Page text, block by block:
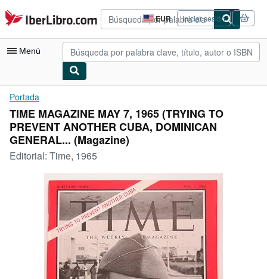
Pasar al contenido principal
IberLibro.com EUR
Preferencias
de
compra
del
Iniciar sesión
Menú
Mi cuenta
Consultar mis pedidos
Búsqueda avanzada
Colecciones
Libros antiguos
Arte y coleccionismo
Vendedores
Comenzar a vender
Portada
TIME MAGAZINE MAY 7, 1965 (TRYING TO
PREVENT ANOTHER CUBA, DOMINICAN
GENERAL... (Magazine)
Editorial: Time, 1965